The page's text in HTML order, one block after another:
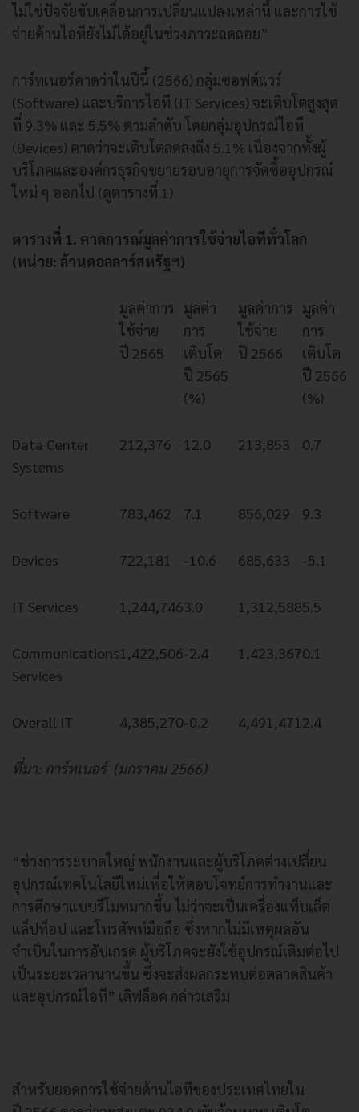
ไม่ใช่ปัจจัยขับเคลื่อนการเปลี่ยนแปลงเหล่านี้ และการใช้
จ่ายด้านไอทียังไม่ได้อยู่ในช่วงภาวะถดถอย”
การ์ทเนอร์คาดว่าในปีนี้ (2566) กลุ่มซอฟต์แวร์
(Software) และบริการไอที (IT Services) จะเติบโตสูงสุด
ที่ 9.3% และ 5.5% ตามลำดับ โดยกลุ่มอุปกรณ์ไอที
(Devices) คาดว่าจะเติบโตลดลงถึง 5.1% เนื่องจากทั้งผู้
บริโภคและองค์กรธุรกิจขยายรอบอายุการจัดซื้ออุปกรณ์
ใหม่ ๆ ออกไป (ดูตารางที่ 1)
ตารางที่ 1. คาดการณ์มูลค่าการใช้จ่ายไอทีทั่วโลก
(หน่วย: ล้านดอลลาร์สหรัฐฯ)
มูลค่าการ
ใช้จ่าย
ปี 2565
มูลค่า
การ
เติบโต
ปี 2565
(%)
มูลค่าการ
ใช้จ่าย
ปี 2566
มูลค่า
การ
เติบโต
ปี 2566
(%)
Data Center
Systems
212,376 12.0 213,853 0.7
Software 783,462 7.1 856,029 9.3
Devices 722,181 -10.6 685,633 -5.1
IT Services 1,244,7463.0 1,312,5885.5
Communications
Services
1,422,506-2.4 1,423,3670.1
Overall IT 4,385,270-0.2 4,491,471 2.4
ที่มา: การ์ทเนอร์ (มกราคม 2566)
“ช่วงการระบาดใหญ่ พนักงานและผู้บริโภคต่างเปลี่ยน
อุปกรณ์เทคโนโลยีใหม่เพื่อให้ตอบโจทย์การทำงานและ
การศึกษาแบบรีโมทมากขึ้น ไม่ว่าจะเป็นเครื่องแท็บเล็ต
แล็ปท็อป และโทรศัพท์มือถือ ซึ่งหากไม่มีเหตุผลอัน
จำเป็นในการอัปเกรด ผู้บริโภคจะยังใช้อุปกรณ์เดิมต่อไป
เป็นระยะเวลานานขึ้น ซึ่งจะส่งผลกระทบต่อตลาดสินค้า
และอุปกรณ์ไอที” เลิฟล็อค กล่าวเสริม
สำหรับยอดการใช้จ่ายด้านไอทีของประเทศไทยใน